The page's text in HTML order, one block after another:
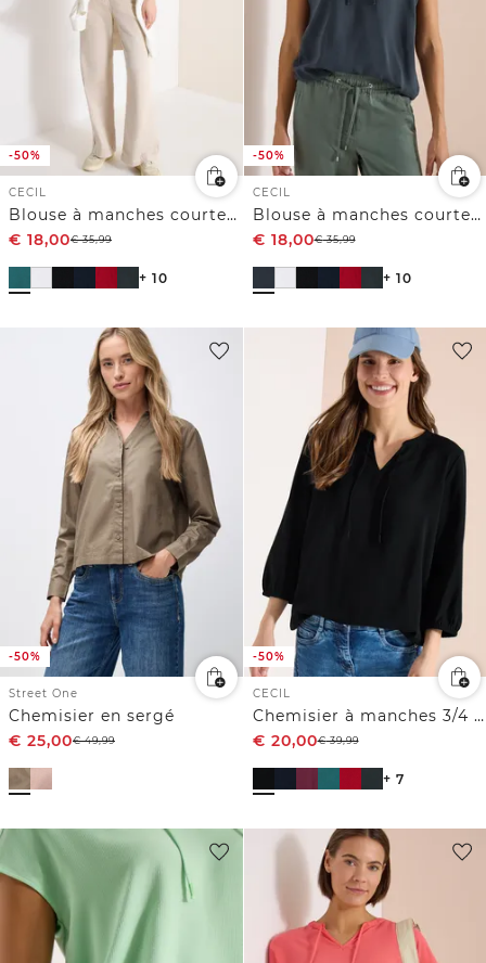
-50%
CECIL
Blouse à manches courtes avec mélange de structures
€ 18,00€35,99
+ 10
-50%
CECIL
Blouse à manches courtes avec mélange de structures
€ 18,00€35,99
+ 10
-50%
Street One
Chemisier en sergé
€ 25,00€49,99
-50%
CECIL
Chemisier à manches 3/4 avec col fendu
€ 20,00€39,99
+ 7